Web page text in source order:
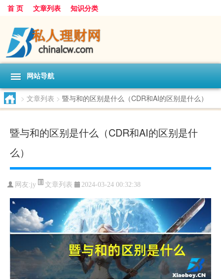
首 页 文章列表 知识分类
网站导航
> 文章列表 > 暨与和的区别是什么（CDR和AI的区别是什么）
暨与和的区别是什么（CDR和AI的区别是什
么）
网友:jy 文章列表 2024-03-24 00:32:38